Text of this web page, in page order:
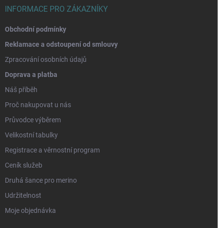
INFORMACE PRO ZÁKAZNÍKY
Obchodní podmínky
Reklamace a odstoupení od smlouvy
Zpracování osobních údajů
Doprava a platba
Náš příběh
Proč nakupovat u nás
Průvodce výběrem
Velikostní tabulky
Registrace a věrnostní program
Ceník služeb
Druhá šance pro merino
Udržitelnost
Moje objednávka